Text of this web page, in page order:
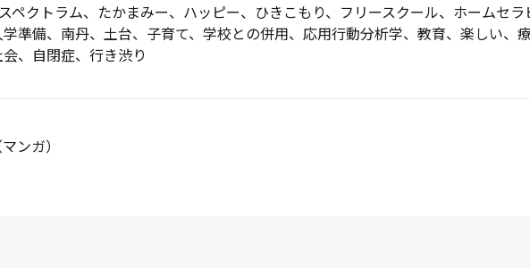
スペクトラム、 たかまみー、 ハッピー、 ひきこもり、 フリースクール、 ホームセラ
学準備、 南丹、 土台、 子育て、 学校との併用、 応用行動分析学、 教育、 楽しい、
、 自閉症、 行き渋り
ンガ）